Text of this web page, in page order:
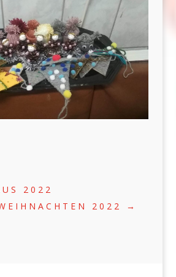
2022
2022
→